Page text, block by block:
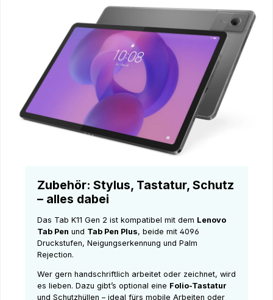
Zubehör: Stylus, Tastatur, Schutz
– alles dabei
Das Tab K11 Gen 2 ist kompatibel mit dem Lenovo
Tab Pen und Tab Pen Plus, beide mit 4096
Druckstufen, Neigungserkennung und Palm
Rejection.
Wer gern handschriftlich arbeitet oder zeichnet, wird
es lieben. Dazu gibt’s optional eine Folio-Tastatur
und Schutzhüllen – ideal fürs mobile Arbeiten oder